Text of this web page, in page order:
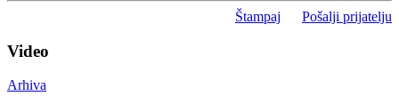
Štampaj Pošalji prijatelju
Video
Arhiva